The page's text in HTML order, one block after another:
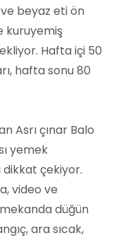
ve beyaz eti ön
kuruyemiş
Hafta içi 50
hafta sonu 80
Asrı çınar Balo
yemek
dikkat çekiyor.
video ve
düğün
ara sıcak,